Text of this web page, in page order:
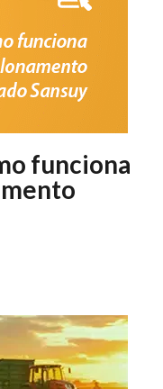
funciona